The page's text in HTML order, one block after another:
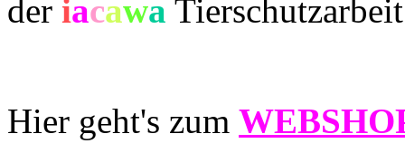
der iacawa
Hier geht's zum